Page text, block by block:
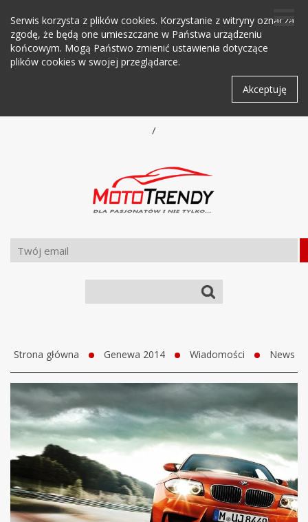
Serwis korzysta z plików cookies. Korzystanie z witryny oznacza
zgodę, że będą one umieszczane w Państwa urządzeniu
końcowym. Mogą Państwo zmienić ustawienia dotyczące
plików cookies w swojej przeglądarce.
Akceptuję
/
Strona główna Genewa 2014 Wiadomości News